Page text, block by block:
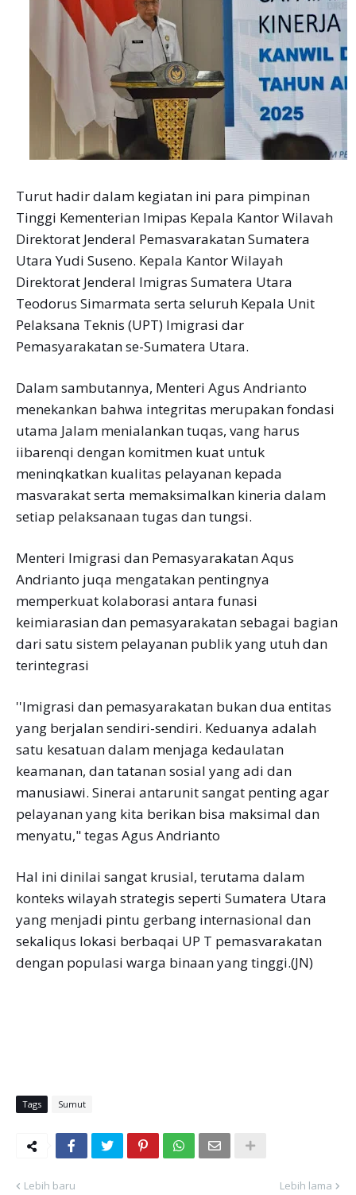
Turut hadir dalam kegiatan ini para pimpinan
Tinggi Kementerian Imipas Kepala Kantor Wilavah
Direktorat Jenderal Pemasvarakatan Sumatera
Utara Yudi Suseno. Kepala Kantor Wilayah
Direktorat Jenderal Imigras Sumatera Utara
Teodorus Simarmata serta seluruh Kepala Unit
Pelaksana Teknis (UPT) Imigrasi dar
Pemasyarakatan se-Sumatera Utara.
Dalam sambutannya, Menteri Agus Andrianto
menekankan bahwa integritas merupakan fondasi
utama Jalam menialankan tuqas, vang harus
iibarenqi dengan komitmen kuat untuk
meninqkatkan kualitas pelayanan kepada
masvarakat serta memaksimalkan kineria dalam
setiap pelaksanaan tugas dan tungsi.
Menteri Imigrasi dan Pemasyarakatan Aqus
Andrianto juqa mengatakan pentingnya
memperkuat kolaborasi antara funasi
keimiarasian dan pemasyarakatan sebagai bagian
dari satu sistem pelayanan publik yang utuh dan
terintegrasi
''Imigrasi dan pemasyarakatan bukan dua entitas
yang berjalan sendiri-sendiri. Keduanya adalah
satu kesatuan dalam menjaga kedaulatan
keamanan, dan tatanan sosial yang adi dan
manusiawi. Sinerai antarunit sangat penting agar
pelayanan yang kita berikan bisa maksimal dan
menyatu," tegas Agus Andrianto
Hal ini dinilai sangat krusial, terutama dalam
konteks wilayah strategis seperti Sumatera Utara
yang menjadi pintu gerbang internasional dan
sekaliqus lokasi berbaqai UP T pemasvarakatan
dengan populasi warga binaan yang tinggi.(JN)
Tags Sumut
Lebih baru Lebih lama